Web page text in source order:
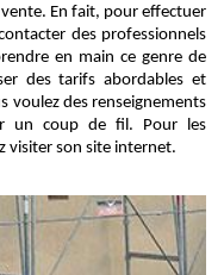
En fait, pour effectuer
des professionnels
en main ce genre de
des tarifs abordables et
voulez des renseignements
un coup de fil. Pour les
visiter son site internet.